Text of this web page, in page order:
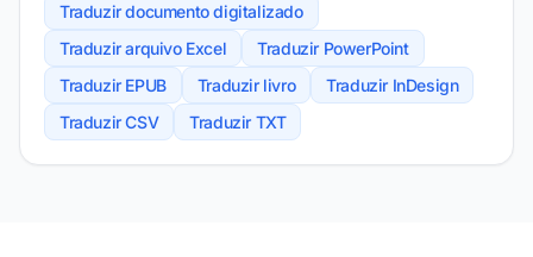
Traduzir documento digitalizado
Traduzir arquivo Excel
Traduzir PowerPoint
Traduzir EPUB
Traduzir livro
Traduzir InDesign
Traduzir CSV
Traduzir TXT